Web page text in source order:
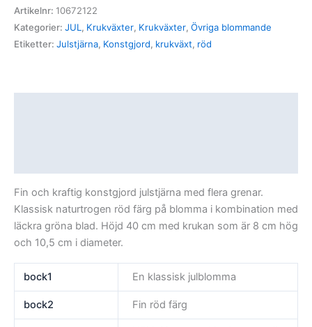
Artikelnr: 10672122
Kategorier: JUL , Krukväxter, Krukväxter, Övriga blommande
Etiketter: Julstjärna, Konstgjord, krukväxt, röd
Fin och kraftig konstgjord julstjärna med flera grenar.
Klassisk naturtrogen röd färg på blomma i kombination med
läckra gröna blad. Höjd 40 cm med krukan som är 8 cm hög
och 10,5 cm i diameter.
bock1 En klassisk julblomma
bock2 Fin röd färg